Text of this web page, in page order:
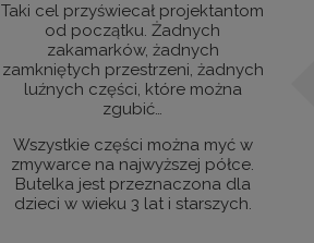
Taki cel przyświecał projektantom
od początku. Żadnych
zakamarków, żadnych
zamkniętych przestrzeni, żadnych
luźnych części, które można
zgubić…
Wszystkie części można myć w
zmywarce na najwyższej półce.
Butelka jest przeznaczona dla
dzieci w wieku 3 lat i starszych.